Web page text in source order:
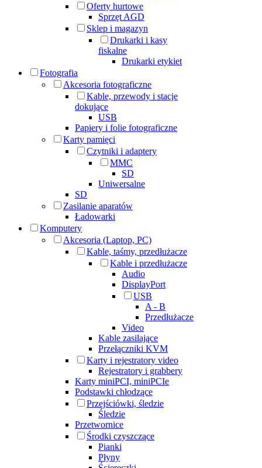
Oferty hurtowe
Sprzęt AGD
Sklep i magazyn
Drukarki i kasy
fiskalne
Drukarki etykiet
Fotografia
Akcesoria fotograficzne
Kable, przewody i stacje
dokujące
USB
Papiery i folie fotograficzne
Karty pamięci
Czytniki i adaptery
MMC
SD
Uniwersalne
SD
Zasilanie aparatów
Ładowarki
Komputery
Akcesoria (Laptop, PC)
Kable, taśmy, przedłużacze
Kable i przedłużacze
Audio
DisplayPort
USB
A - B
Przedłużacze
Video
Kable zasilające
Przełączniki KVM
Karty i rejestratory video
Rejestratory i grabbery
Karty miniPCI, miniPCIe
Podstawki chłodzące
Przejściówki, śledzie
Śledzie
Przetwornice
Środki czyszczące
Pianki
Płyny